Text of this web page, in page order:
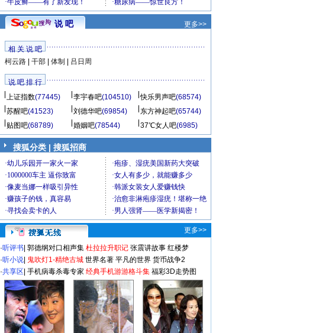
说 吧 更多>>
相 关 说 吧
柯云路| 干部| 体制 吕日周
说 吧 排 行
上证指数(77445) 李宇春吧(104510) 快乐男声吧(68574)
苏醒吧(41523) 刘德华吧(69854) 东方神起吧(65744)
贴图吧(68789) 婚姻吧(78544) 37℃女人吧(6985)
搜狐分类 | 搜狐招商
更多>>
·听评书 郭德纲对口相声集 杜拉拉升职记 张震讲故事 红楼梦
·听小说 鬼吹灯1-精绝古城 世界名著 平凡的世界 货币战争2
·共享区 手机病毒杀毒专家 经典手机游游格斗集 福彩3D走势图